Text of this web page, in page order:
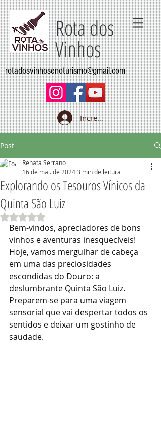
Rota dos
Vinhos
rotadosvinhosenoturismo@gmail.com
Increva-se
Post
Explorando os Tesouros Vínicos da
Quinta São Luiz
Renata Serrano
16 de mai. de 20243 min de leitura
Avaliado com NaN de 5 estrelas.
Bem-vindos, apreciadores de bons
vinhos e aventuras inesquecíveis!
Hoje, vamos mergulhar de cabeça
em uma das preciosidades
escondidas do Douro: a
deslumbrante Quinta São Luiz.
Preparem-se para uma viagem
sensorial que vai despertar todos os
sentidos e deixar um gostinho de
saudade.